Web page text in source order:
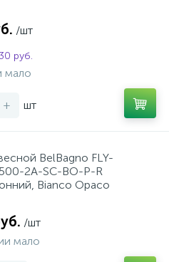
/шт
руб.
мало
+ шт
BelBagno FLY-
2A-SC-BO-P-R
Bianco Opaco
/шт
мало